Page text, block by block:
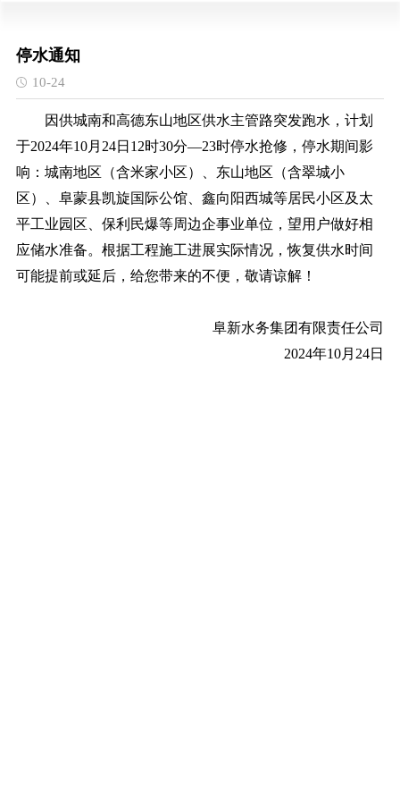
停水通知
10-24
因供城南和高德东山地区供水主管路突发跑水，计划
于2024年10月24日12时30分—23时停水抢修，停水期间影
响：城南地区（含米家小区）、东山地区（含翠城小
区）、阜蒙县凯旋国际公馆、鑫向阳西城等居民小区及太
平工业园区、保利民爆等周边企事业单位，望用户做好相
应储水准备。根据工程施工进展实际情况，恢复供水时间
可能提前或延后，给您带来的不便，敬请谅解！
阜新水务集团有限责任公司
2024年10月24日